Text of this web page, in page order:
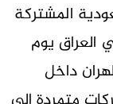
المشتركة
العراق يوم
داخل